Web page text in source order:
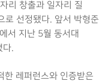
리 창출과 일자리 질
로 선정됐다. 앞서 박형준
서 지난 5월 동서대
다.
한 레퍼런스와 인증받은